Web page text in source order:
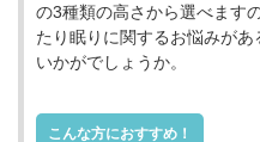
の3種類の高さから選べます
たり眠りに関するお悩みが
いかがでしょうか。
こんな方におすすめ！